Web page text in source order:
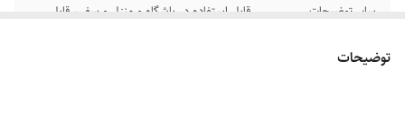
سایر توضیحات
قابل استفاده در باشگاه و منزل و سفر ، قابل
توضیحات